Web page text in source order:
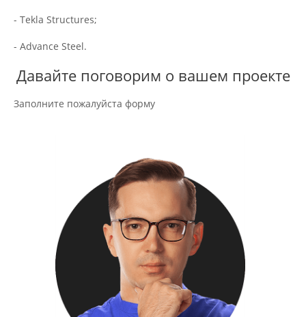
- Tekla Structures;
- Advance Steel.
Давайте поговорим о вашем проекте
Заполните пожалуйста форму